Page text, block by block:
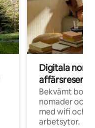
Digitala
Bekvämt
nomader och
med wifi och
arbetsytor.